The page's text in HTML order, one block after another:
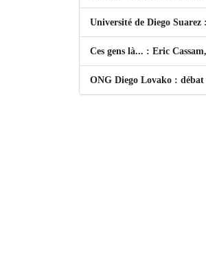
Université de Diego
Ces gens là... : Eric
ONG Diego Lovako :